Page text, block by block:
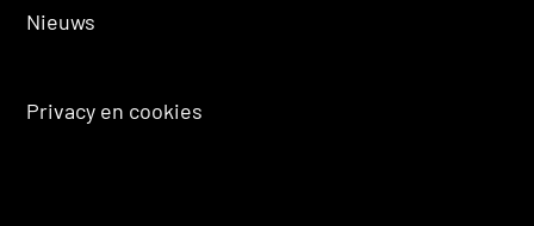
Nieuws
Privacy en cookies